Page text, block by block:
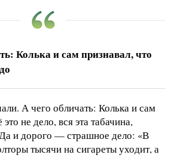
Колька и сам признавал, что
А чего обличать: Колька и сам
не дело, вся эта табачина,
и дорого — страшное дело: «В
тысячи на сигареты уходит, а